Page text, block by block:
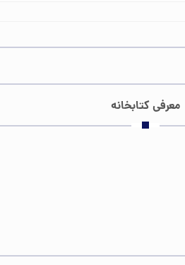
معرفی کتابخانه